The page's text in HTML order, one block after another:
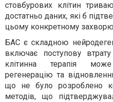
стовбурових клітин
достатньо даних, які б
цьому конкретному
БАС є складною
включає поступову
клітинна терапія
регенерацію та
що не було розроблено
методів, що